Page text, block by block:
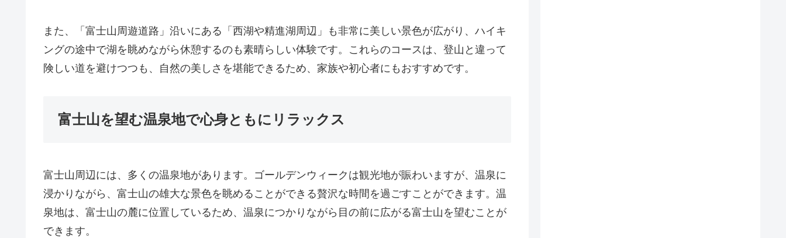
また、「富士山周遊道路」沿いにある「西湖や精進湖周辺」も非常に美しい景色が広がり、ハイキ
ングの途中で湖を眺めながら休憩するのも素晴らしい体験です。これらのコースは、登山と違って
険しい道を避けつつも、自然の美しさを堪能できるため、家族や初心者にもおすすめです。
富士山を望む温泉地で心身ともにリラックス
富士山周辺には、多くの温泉地があります。ゴールデンウィークは観光地が賑わいますが、温泉に
浸かりながら、富士山の雄大な景色を眺めることができる贅沢な時間を過ごすことができます。温
泉地は、富士山の麓に位置しているため、温泉につかりながら目の前に広がる富士山を望むことが
できます。